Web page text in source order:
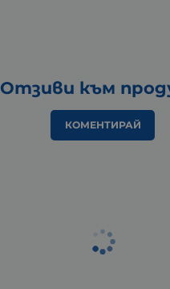
Отзиви към
КОМЕНТИРАЙ